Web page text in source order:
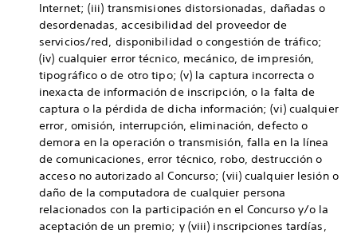
Internet; (iii) transmisiones distorsionadas, dañadas o
desordenadas, accesibilidad del proveedor de
servicios/red, disponibilidad o congestión de tráfico;
(iv) cualquier error técnico, mecánico, de impresión,
tipográfico o de otro tipo; (v) la captura incorrecta o
inexacta de información de inscripción, o la falta de
captura o la pérdida de dicha información; (vi) cualquier
error, omisión, interrupción, eliminación, defecto o
demora en la operación o transmisión, falla en la línea
de comunicaciones, error técnico, robo, destrucción o
acceso no autorizado al Concurso; (vii) cualquier lesión o
daño de la computadora de cualquier persona
relacionados con la participación en el Concurso y/o la
aceptación de un premio; y (viii) inscripciones tardías,